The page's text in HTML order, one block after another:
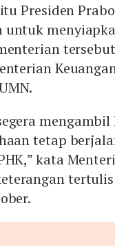
Presiden
untuk
tetap
kata